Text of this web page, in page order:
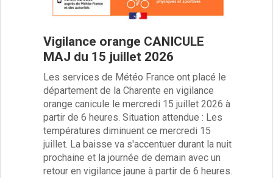
Résidence sénior
Règlementation accessibilité
La M.D.P.H.
Aménagements en accessibilité
Associations d’aide aux handicapés
Vie pratique
Sécurité publique
Marchés
Santé
Poste
Eau
Assainissement
Vigilance orange CANICULE
MAJ du 15 juillet 2026
Les services de Météo France ont placé le
département de la Charente en vigilance
orange canicule le mercredi 15 juillet 2026 à
partir de 6 heures. Situation attendue : Les
températures diminuent ce mercredi 15
juillet. La baisse va s'accentuer durant la nuit
prochaine et la journée de demain avec un
retour en vigilance jaune à partir de 6 heures.